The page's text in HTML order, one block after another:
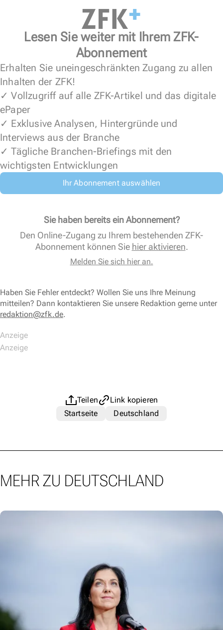
Lesen Sie weiter mit Ihrem ZFK-
Abonnement
Erhalten Sie uneingeschränkten Zugang zu allen
Inhalten der ZFK!
✓ Vollzugriff auf alle ZFK-Artikel und das digitale
ePaper
✓ Exklusive Analysen, Hintergründe und
Interviews aus der Branche
✓ Tägliche Branchen-Briefings mit den
wichtigsten Entwicklungen
Ihr Abonnement auswählen
Sie haben bereits ein Abonnement?
Den Online-Zugang zu Ihrem bestehenden ZFK-
Abonnement können Sie hier aktivieren.
Melden Sie sich hier an.
Haben Sie Fehler entdeckt? Wollen Sie uns Ihre Meinung
mitteilen? Dann kontaktieren Sie unsere Redaktion gerne unter
redaktion@zfk.de.
Teilen
Link kopieren
Startseite
Deutschland
MEHR ZU DEUTSCHLAND